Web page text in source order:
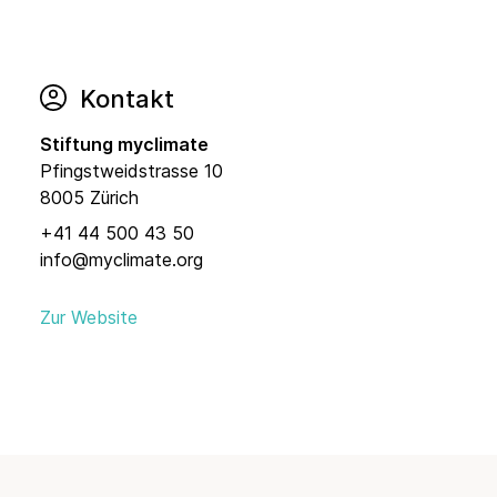
Kontakt
Stiftung myclimate
Pfingstweidstrasse 10
8005 Zürich
+41 44 500 43 50
info@myclimate.org
Zur Website